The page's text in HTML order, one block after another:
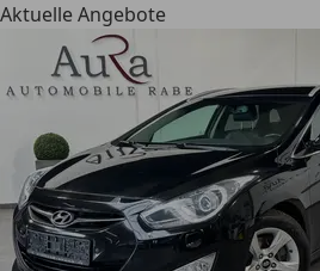
Aktuelle Angebote